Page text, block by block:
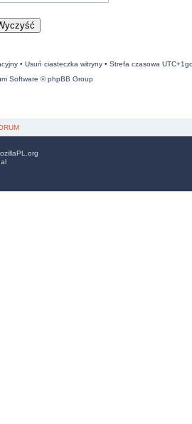
• Usuń ciasteczka witryny• Strefa czasowa
Software © phpBB Group